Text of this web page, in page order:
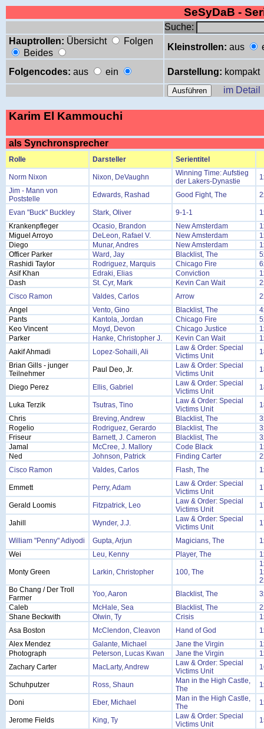
SeSyDaB -
Suche:
Hauptrollen: Übersicht
Folgen
Beides
Kleinstrollen: aus
Folgencodes: aus ein Darstellung: kompakt
im Detail
Karim El Kammouchi
als Synchronsprecher
Rolle Darsteller Serientitel
Norm Nixon Nixon, DeVaughn
Winning Time: Aufstieg
der Lakers-Dynastie
Jim - Mann von
Poststelle
Edwards, Rashad Good Fight, The
Evan "Buck" Buckley Stark, Oliver 9-1-1
Krankenpfleger
Ocasio, Brandon New Amsterdam
Miguel Arroyo
DeLeon, Rafael V. New Amsterdam
Diego
Munar, Andres New Amsterdam
Officer Parker
Ward, Jay Blacklist, The
Rashidi Taylor
Rodriguez, Marquis Chicago Fire
Asif Khan
Edraki, Elias Conviction
Dash
St. Cyr, Mark Kevin Can Wait
Cisco Ramon
Valdes, Carlos Arrow
Angel
Vento, Gino Blacklist, The
Pants
Kantola, Jordan Chicago Fire
Keo Vincent
Moyd, Devon Chicago Justice
Parker
Hanke, Christopher J. Kevin Can Wait
Aakif Ahmadi
Lopez-Sohaili, Ali
Law & Order: Special
Victims Unit
Brian Gills - junger
Teilnehmer
Paul Deo, Jr.
Law & Order: Special
Victims Unit
Diego Perez Ellis, Gabriel
Law & Order: Special
Victims Unit
Luka Terzik Tsutras, Tino
Law & Order: Special
Victims Unit
Chris
Breving, Andrew Blacklist, The
Rogelio
Rodriguez, Gerardo Blacklist, The
Friseur
Barnett, J. Cameron Blacklist, The
Jamal
McCree, J. Mallory Code Black
Ned
Johnson, Patrick Finding Carter
Cisco Ramon
Valdes, Carlos Flash, The
Emmett Perry, Adam
Law & Order: Special
Victims Unit
Gerald Loomis Fitzpatrick, Leo
Law & Order: Special
Victims Unit
Jahill Wynder, J.J.
Law & Order: Special
Victims Unit
William "Penny" Adiyodi Gupta, Arjun Magicians, The
Wei
Leu, Kenny Player, The
Monty Green Larkin, Christopher 100, The
Bo Chang / Der Troll
Farmer
Yoo, Aaron Blacklist, The
Caleb
McHale, Sea Blacklist, The
Shane Beckwith
Olwin, Ty Crisis
Asa Boston
McClendon, Cleavon Hand of God
Alex Mendez
Galante, Michael Jane the Virgin
Photograph
Peterson, Lucas Kwan Jane the Virgin
Zachary Carter
MacLarty, Andrew
Law & Order: Special
Victims Unit
Schuhputzer Ross, Shaun
Man in the High Castle,
The
Doni Eber, Michael
Man in the High Castle,
The
Jerome Fields King, Ty
Law & Order: Special
Victims Unit